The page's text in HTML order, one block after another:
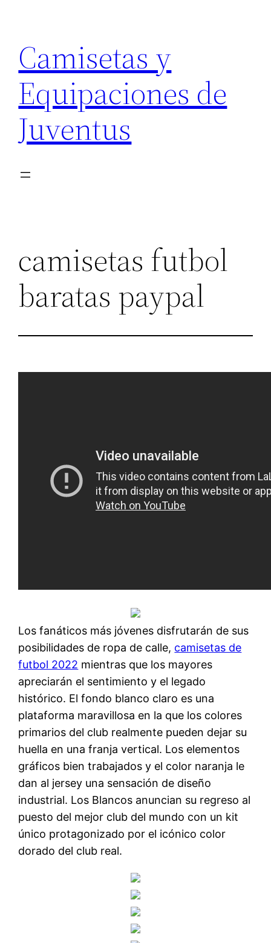
contenido
Camisetas y
Equipaciones de
Juventus
camisetas futbol
baratas paypal
Los fanáticos más jóvenes disfrutarán de sus
posibilidades de ropa de calle, camisetas de
futbol 2022 mientras que los mayores
apreciarán el sentimiento y el legado
histórico. El fondo blanco claro es una
plataforma maravillosa en la que los colores
primarios del club realmente pueden dejar su
huella en una franja vertical. Los elementos
gráficos bien trabajados y el color naranja le
dan al jersey una sensación de diseño
industrial. Los Blancos anuncian su regreso al
puesto del mejor club del mundo con un kit
único protagonizado por el icónico color
dorado del club real.